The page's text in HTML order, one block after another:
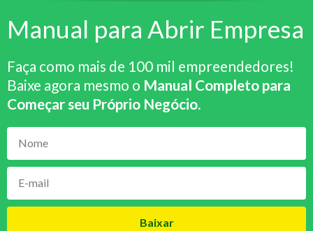
Manual para Abrir Empresa
Faça como mais de 100 mil empreendedores!
Baixe agora mesmo o Manual Completo para
Começar seu Próprio Negócio.
Baixar